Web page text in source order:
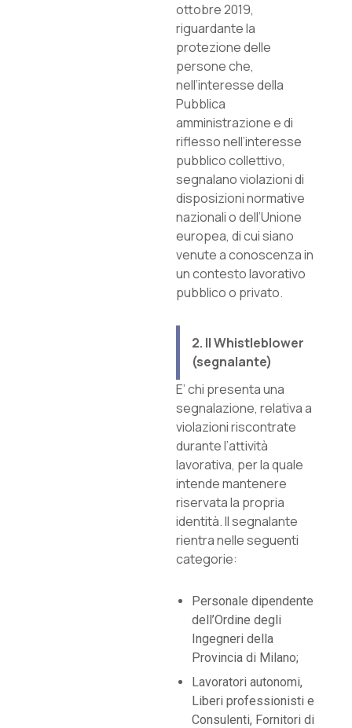
ottobre 2019,
riguardante la
protezione delle
persone che,
nell’interesse della
Pubblica
amministrazione e di
riflesso nell’interesse
pubblico collettivo,
segnalano violazioni di
disposizioni normative
nazionali o dell’Unione
europea, di cui siano
venute a conoscenza in
un contesto lavorativo
pubblico o privato.
2. Il Whistleblower
(segnalante)
E’ chi presenta una
segnalazione, relativa a
violazioni riscontrate
durante l’attività
lavorativa, per la quale
intende mantenere
riservata la propria
identità. Il segnalante
rientra nelle seguenti
categorie:
Personale dipendente
dell’Ordine degli
Ingegneri della
Provincia di Milano;
Lavoratori autonomi,
Liberi professionisti e
Consulenti, Fornitori di